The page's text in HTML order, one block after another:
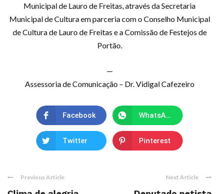
Municipal de Lauro de Freitas, através da Secretaria
Municipal de Cultura em parceria com o Conselho Municipal
de Cultura de Lauro de Freitas e a Comissão de Festejos de
Portão.
—
Assessoria de Comunicação – Dr. Vidigal Cafezeiro
Facebook WhatsApp
Twitter Pinterest
Previous Article Next Article